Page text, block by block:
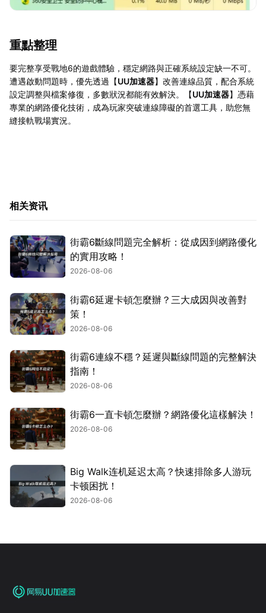
重點整理
要完整享受戰地6的遊戲體驗，穩定網路與正確系統設定缺一不可。
遭遇啟動問題時，優先透過【UU加速器】改善連線品質，配合系統
設定調整與檔案修復，多數狀況都能有效解決。【UU加速器】憑藉
專業的網路優化技術，成為玩家突破連線障礙的首選工具，助您無
縫接軌戰場實況。
相关资讯
街霸6斷線問題完全解析：從成因到網路優化
的實用攻略！
2026-08-06
街霸6延遲卡頓怎麼辦？三大成因與改善對
策！
2026-08-06
街霸6連線不穩？延遲與斷線問題的完整解決
指南！
2026-08-06
街霸6一直卡頓怎麼辦？網路優化這樣解決！
2026-08-06
Big Walk连机延迟太高？快速排除多人游玩
卡顿困扰！
2026-08-06